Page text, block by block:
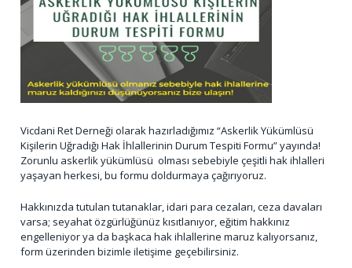
Vicdani Ret Derneği olarak hazırladığımız “Askerlik Yükümlüsü
Kişilerin Uğradığı Hak İhlallerinin Durum Tespiti Formu” yayında!
Zorunlu askerlik yükümlüsü olması sebebiyle çeşitli hak ihlalleri
yaşayan herkesi, bu formu doldurmaya çağırıyoruz.
Hakkınızda tutulan tutanaklar, idari para cezaları, ceza davaları
varsa; seyahat özgürlüğünüz kısıtlanıyor, eğitim hakkınız
engelleniyor ya da başkaca hak ihlallerine maruz kalıyorsanız,
form üzerinden bizimle iletişime geçebilirsiniz.